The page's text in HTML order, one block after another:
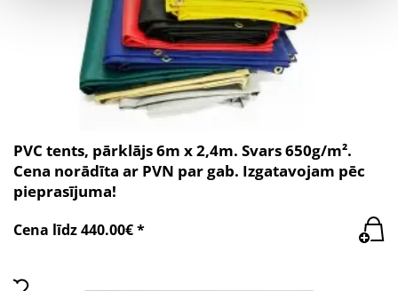
PVC tents, pārklājs 6m x 2,4m. Svars 650g/m².
Cena norādīta ar PVN par gab. Izgatavojam pēc
pieprasījuma!
Cena līdz 440.00€ *